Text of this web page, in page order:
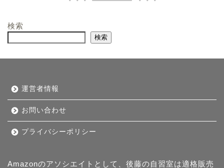
検索
検索
運営者情報
お問い合わせ
プライバシーポリシー
Amazonのアソシエイトとして、後藤の自習室は適格販売